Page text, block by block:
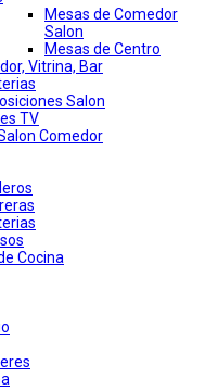
Mesas de Comedor
Salon
Mesas de Centro
Vitrina, Bar
Salon
TV
Comedor
Cocina